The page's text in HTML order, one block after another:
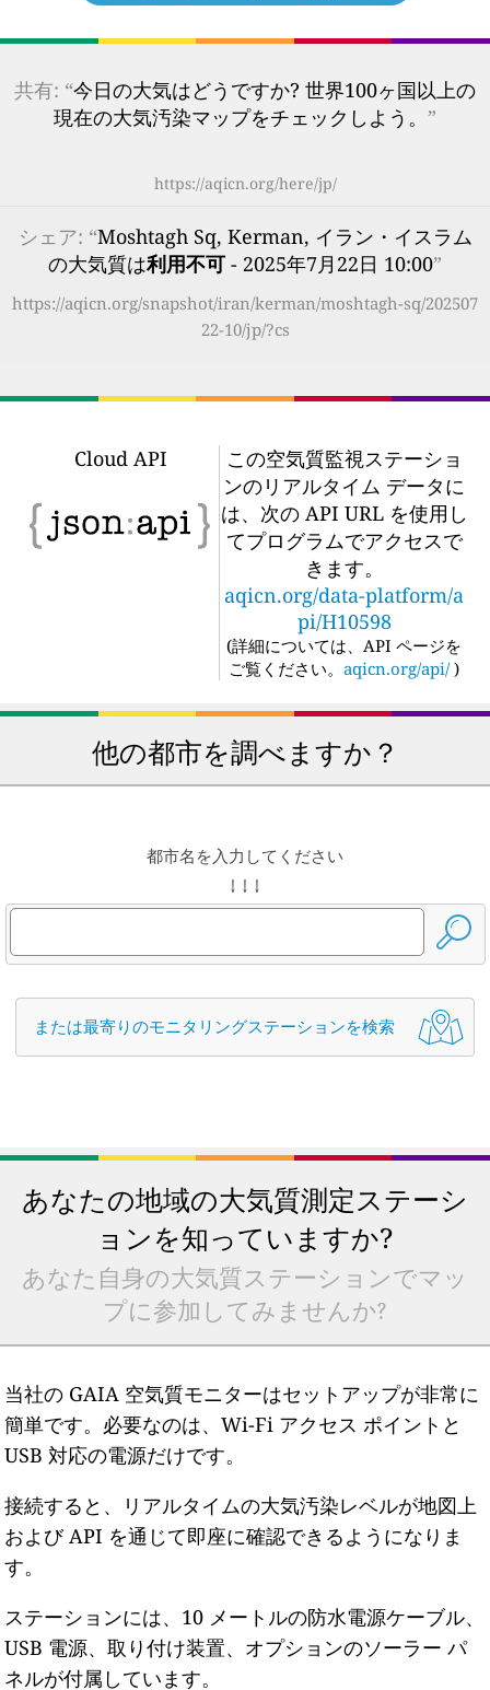
共有: “今日の大気はどうですか? 世界100ヶ国以上の
現在の大気汚染マップをチェックしよう。 ”
https://aqicn.org/here/jp/
シェア: “Moshtagh Sq, Kerman, イラン・イスラム
の大気質は利用不可 - 2025年7月22日 10:00”
https://aqicn.org/snapshot/iran/kerman/moshtagh-sq/202507
22-10/jp/?cs
Cloud API
この空気質監視ステーショ
ンのリアルタイム データに
は、次の API URL を使用し
てプログラムでアクセスで
きます。
aqicn.org/data-platform/a
pi/H10598
(詳細については、API ページを
ご覧ください。 aqicn.org/api/ )
他の都市を調べますか？
都市名を入力してください
↓ ↓ ↓
または最寄りのモニタリングステーションを検索
あなたの地域の大気質測定ステーシ
ョンを知っていますか?
あなた自身の大気質ステーションでマッ
プに参加してみませんか?
当社の GAIA 空気質モニターはセットアップが非常に
簡単です。必要なのは、Wi-Fi アクセス ポイントと
USB 対応の電源だけです。
接続すると、リアルタイムの大気汚染レベルが地図上
および API を通じて即座に確認できるようになりま
す。
ステーションには、10 メートルの防水電源ケーブル、
USB 電源、取り付け装置、オプションのソーラー パ
ネルが付属しています。